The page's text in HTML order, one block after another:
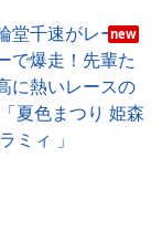
new